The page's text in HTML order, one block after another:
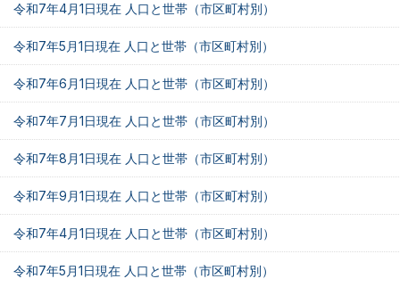
令和7年4月1日現在 人口と世帯（市区町村別）
令和7年5月1日現在 人口と世帯（市区町村別）
令和7年6月1日現在 人口と世帯（市区町村別）
令和7年7月1日現在 人口と世帯（市区町村別）
令和7年8月1日現在 人口と世帯（市区町村別）
令和7年9月1日現在 人口と世帯（市区町村別）
令和7年4月1日現在 人口と世帯（市区町村別）
令和7年5月1日現在 人口と世帯（市区町村別）